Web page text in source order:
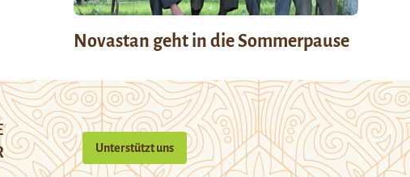
Novastan geht in die Sommerpause
Unterstützt uns